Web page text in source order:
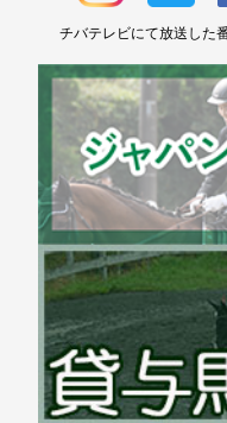
チバテレビにて放送した